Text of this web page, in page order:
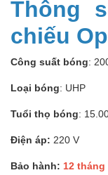
Thông
chiếu
Công suất bóng:
Loại bóng: UHP
Tuổi thọ bóng:
Điện áp: 220 V
Bảo hành: 12 tháng